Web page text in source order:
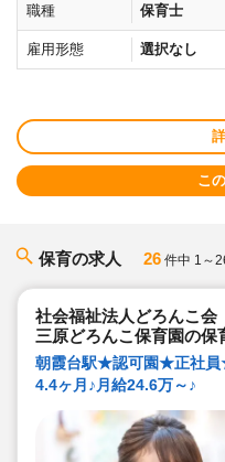
職種 保育士
雇用形態 選択なし
こ
保育の求人 26 件中 1～
社会福祉法人どろんこ会
三原どろんこ保育園の保
朝霞台駅★認可園★正社
4.4ヶ月♪月給24.6万～♪